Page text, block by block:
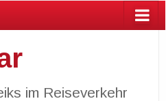
im Reiseverkehr